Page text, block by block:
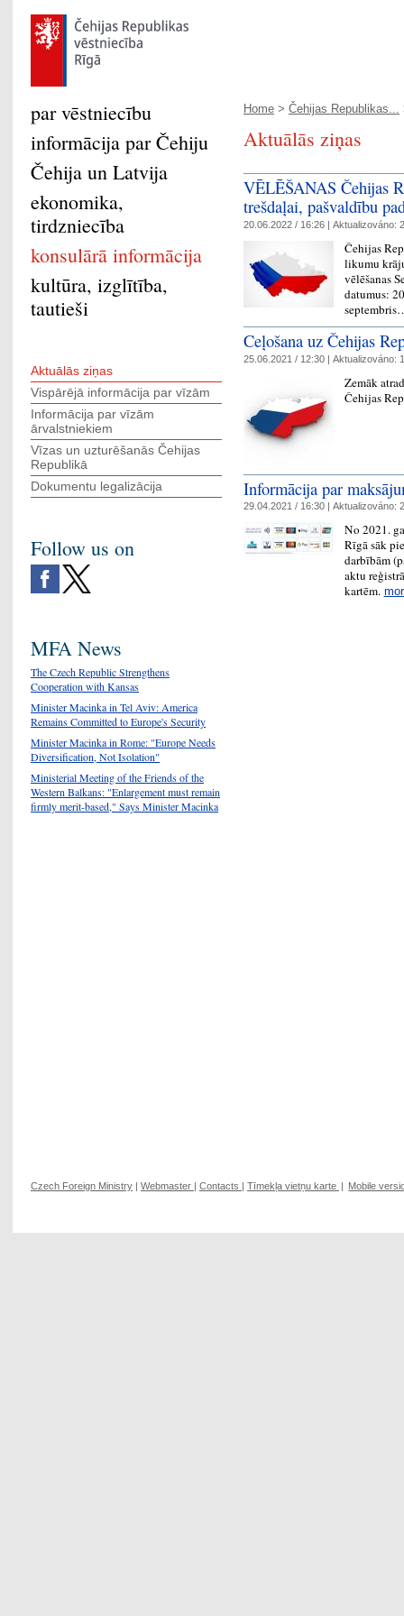
Home > Čehijas Republikas...
Aktuālās ziņas
VĒLĒŠANAS Čehijas
trešdaļai, pašvaldību
20.06.2022 / 16:26 | Aktualizováno:
Čehijas
likumu
vēlēšanas
datumus:
Ceļošana uz Čehijas
25.06.2021 / 12:30 | Aktualizováno:
Zemāk
Čehijas
Informācija par
29.04.2021 / 16:30 | Aktualizováno:
No 2021.
Rīgā sāk
darbībām
aktu
kartēm.
par vēstniecību
informācija par Čehiju
Čehija un Latvija
ekonomika,
tirdzniecība
konsulārā informācija
kultūra, izglītība,
tautieši
Aktuālās ziņas
Vispārējā informācija par vīzām
Informācija par vīzām
ārvalstniekiem
Vīzas un uzturēšanās Čehijas
Republikā
Dokumentu legalizācija
Follow us on
MFA News
The Czech Republic Strengthens
Cooperation with Kansas
Minister Macinka in Tel Aviv: America
Remains Committed to Europe's Security
Minister Macinka in Rome: "Europe Needs
Diversification, Not Isolation"
Ministerial Meeting of the Friends of the
Western Balkans: "Enlargement must remain
firmly merit-based," Says Minister Macinka
Czech Foreign Ministry | Webmaster | Contacts | Tīmekļa vietņu karte | Mobile